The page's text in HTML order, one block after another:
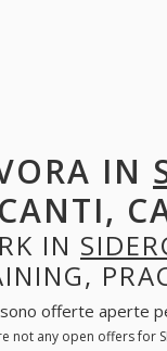
IN
IN
offerte aperte
not any open offers for